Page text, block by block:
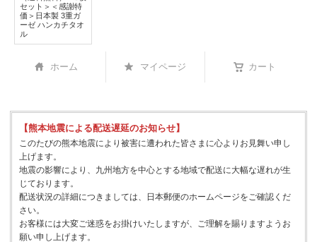
セット＞＜感謝特
価＞日本製 3重ガ
ーゼ ハンカチタオ
ル
ホーム マイページ カート
【熊本地震による配送遅延のお知らせ】
このたびの熊本地震により被害に遭われた皆さまに心よりお見舞い申し
上げます。
地震の影響により、九州地方を中心とする地域で配送に大幅な遅れが生
じております。
配送状況の詳細につきましては、日本郵便のホームページをご確認くだ
さい。
お客様には大変ご迷惑をお掛けいたしますが、ご理解を賜りますようお
願い申し上げます。